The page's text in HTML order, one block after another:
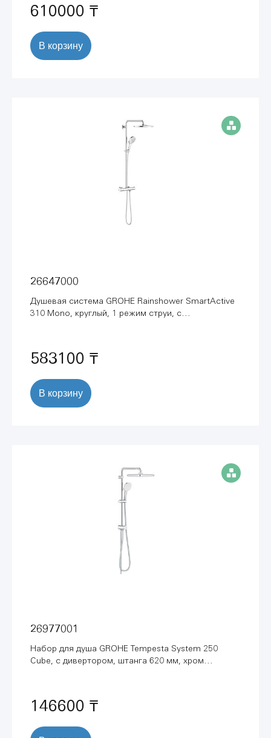
610000 ₸
В корзину
26647000
Душевая система GROHE Rainshower SmartActive
310 Mono, круглый, 1 режим струи, с
583100 ₸
В корзину
26977001
Набор для душа GROHE Tempesta System 250
Cube, с дивертором, штанга 620 мм, хром
146600 ₸